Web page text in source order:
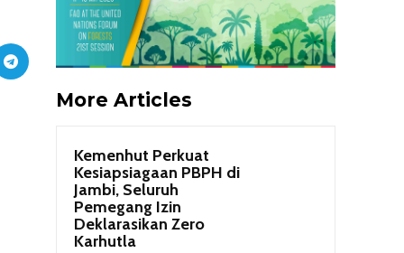
More Articles
Kemenhut Perkuat
Kesiapsiagaan PBPH di
Jambi, Seluruh
Pemegang Izin
Deklarasikan Zero
Karhutla